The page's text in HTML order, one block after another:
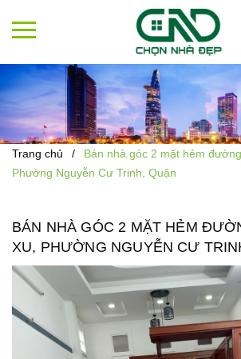
Trang chủ /
Bán nhà góc 2 mặt hẻm
Phường Nguyễn Cư Trinh, Quận
BÁN NHÀ GÓC 2 MẶT HẺM
XU, PHƯỜNG NGUYỄN CƯ